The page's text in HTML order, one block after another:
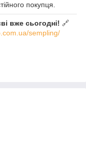
покупця.
вже сьогодні! 🔗
sempling/